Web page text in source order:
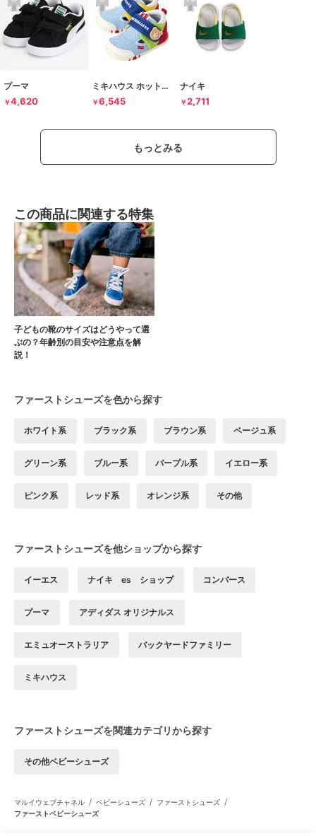
プーマ
￥4,620
ミキハウス ホットビスケッツ
￥6,545
ナイキ
￥2,711
もっとみる
この商品に関連する特集
子どもの靴のサイズはどうやって選
ぶの？年齢別の目安や注意点を解
説！
ファーストシューズを色から探す
ホワイト系 ブラック系 ブラウン系 ベージュ系
グリーン系 ブルー系 パープル系 イエロー系
ピンク系 レッド系 オレンジ系 その他
ファーストシューズを他ショップから探す
イーエス ナイキ es ショップ コンバース
プーマ アディダス オリジナルス
エミュオーストラリア バックヤードファミリー
ミキハウス
ファーストシューズを関連カテゴリから探す
その他ベビーシューズ
マルイウェブチャネル / ベビーシューズ / ファーストシューズ /
ファーストベビーシューズ